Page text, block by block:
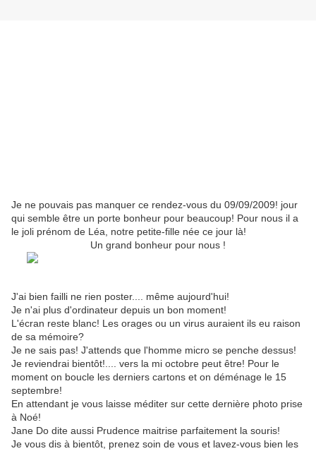
Je ne pouvais pas manquer ce rendez-vous du 09/09/2009! jour
qui semble être un porte bonheur pour beaucoup! Pour nous il a
le joli prénom de Léa, notre petite-fille née ce jour là!
Un grand bonheur pour nous !
J'ai bien failli ne rien poster.... même aujourd'hui!
Je n'ai plus d'ordinateur depuis un bon moment!
L'écran reste blanc! Les orages ou un virus auraient ils eu raison
de sa mémoire?
Je ne sais pas! J'attends que l'homme micro se penche dessus!
Je reviendrai bientôt!.... vers la mi octobre peut être! Pour le
moment on boucle les derniers cartons et on déménage le 15
septembre!
En attendant je vous laisse méditer sur cette dernière photo prise
à Noé!
Jane Do dite aussi Prudence maitrise parfaitement la souris!
Je vous dis à bientôt, prenez soin de vous et lavez-vous bien les